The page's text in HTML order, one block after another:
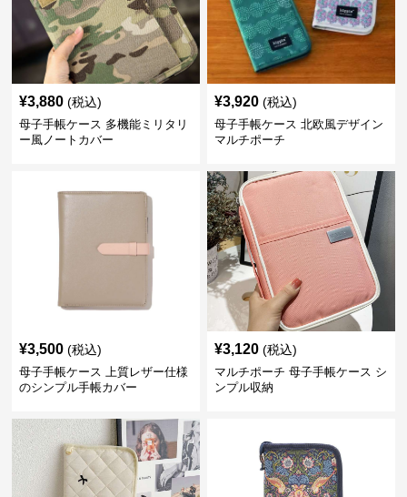
¥3,880 (税込)
母子手帳ケース 多機能ミリタリ
ー風ノートカバー
¥3,920 (税込)
母子手帳ケース 北欧風デザイン
マルチポーチ
¥3,500 (税込)
母子手帳ケース 上質レザー仕様
のシンプル手帳カバー
¥3,120 (税込)
マルチポーチ 母子手帳ケース シ
ンプル収納